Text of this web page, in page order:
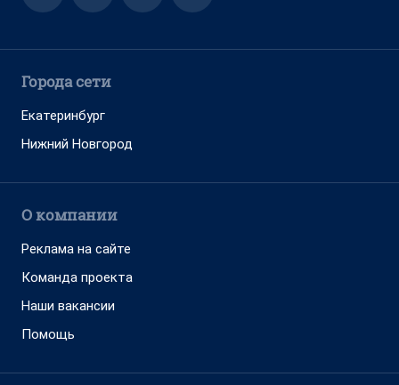
Города сети
Екатеринбург
Нижний Новгород
О компании
Реклама на сайте
Команда проекта
Наши вакансии
Помощь